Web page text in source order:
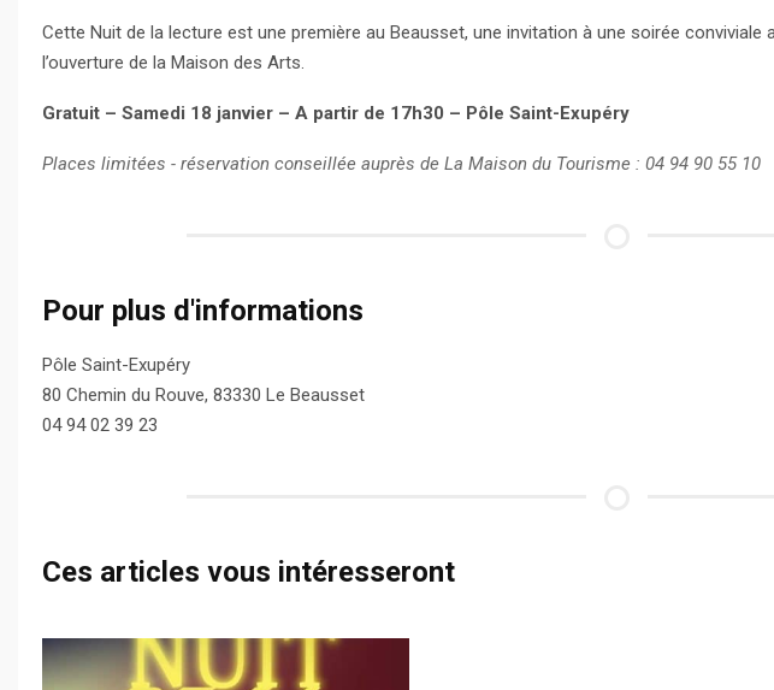
Cette Nuit de la lecture est une première au Beausset, une invitation à une soirée
l’ouverture de la Maison des Arts.
Gratuit – Samedi 18 janvier – A partir de 17h30 – Pôle Saint-Exupéry
Places limitées - réservation conseillée auprès de La Maison du Tourisme : 04 94 90 55 10
Pour plus d'informations
Pôle Saint-Exupéry
80 Chemin du Rouve, 83330 Le Beausset
04 94 02 39 23
Ces articles vous intéresseront